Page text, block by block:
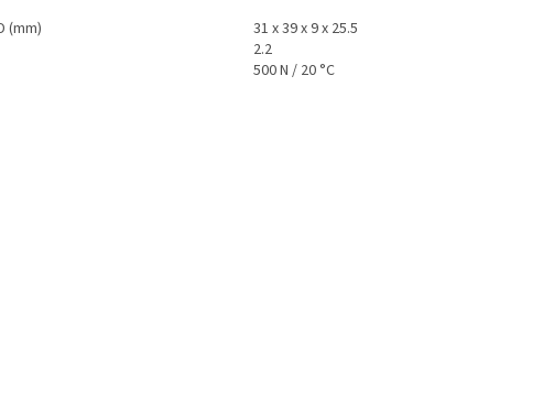
(mm)
31 x 39 x 9 x 25.5
2.2
500 N / 20 °C